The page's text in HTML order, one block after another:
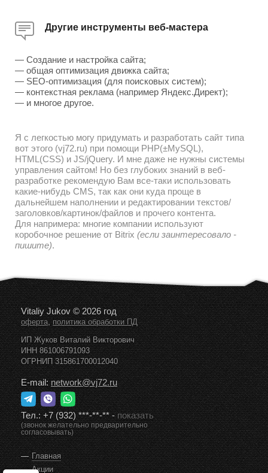
Другие инструменты веб-мастера
— Создание и настройка сайта;
— общая оптимизация движка сайта;
— SEO-оптимизация (для поисковых систем);
— контекстная реклама (например Яндекс.Директ);
— и многое другое.
Я с легкостью могу придумать и разработать сайт типа
вот этого (vj72.ru) при помощи PHP(±MySQL),
HTML(CSS) и JS/jQuery. И мне даже не нужны системы
управления сайтом! Но без глубоких знаний в веб-
разработке рекомендую Вам все-таки использовать
какие-нибудь CMS, так как они куда проще в
дальнейшем наполнении и редактировании текстов/
заголовков/картинок/файлов и прочего контента.
Для напримера: многие компании используют
коробочное решение от Bitrix (если заинтересовало -
пишите).
Vitaliy Jukov © 2026 год
оферта,политика обработки ПД
ИП Жуков Виталий Викторович
ИНН 861006791093
ОГРНИП 315861700012040
E-mail:network@vj72.ru
Тел.:+7 (932) ***-**-**-показать
(звонок желательно предварительно
согласовывать)
Главная
Акции